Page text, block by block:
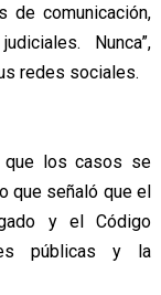
de comunicación,
Nunca”,
redes sociales.
que los casos se
que señaló que el
y el Código
públicas y la